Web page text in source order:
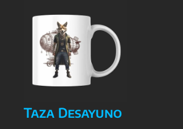
Taza Desayuno